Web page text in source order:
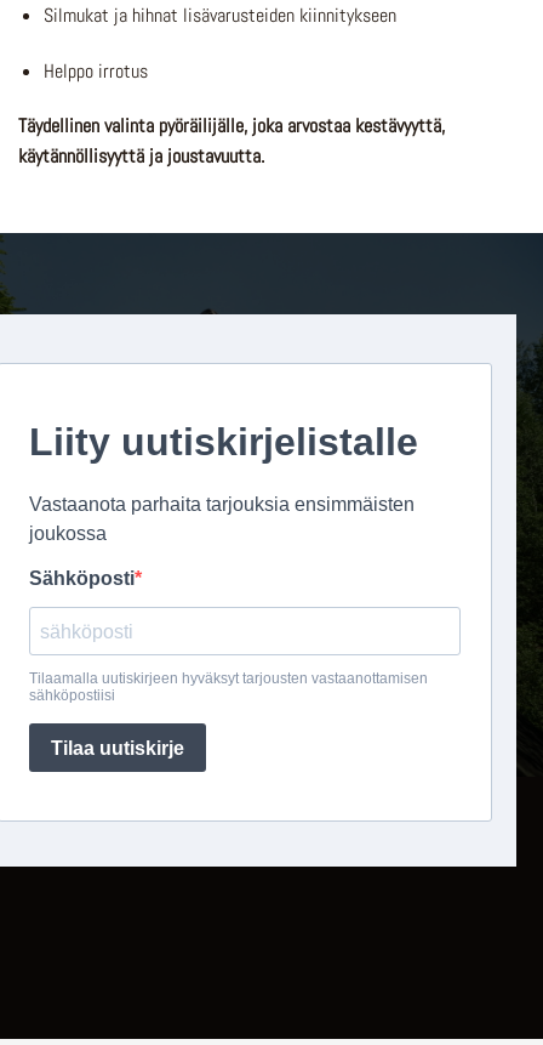
Silmukat ja hihnat lisävarusteiden kiinnitykseen
Helppo irrotus
Täydellinen valinta pyöräilijälle, joka arvostaa kestävyyttä,
käytännöllisyyttä ja joustavuutta.